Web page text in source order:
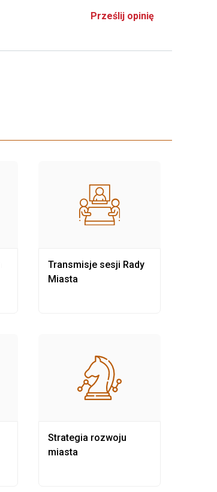
Prześlij opinię
Transmisje sesji Rady
Miasta
Strategia rozwoju
miasta